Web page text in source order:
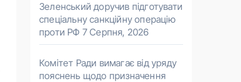
Зеленський доручив підготувати
спеціальну санкційну операцію
проти РФ 7 Серпня, 2026
Комітет Ради вимагає від уряду
пояснень щодо призначення